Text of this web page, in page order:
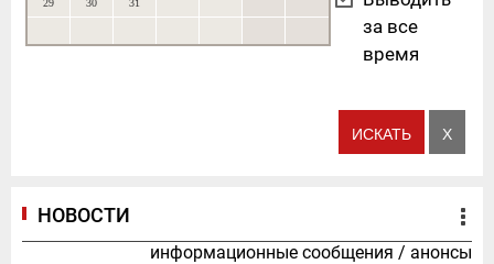
29 30 31
за все
время
НОВОСТИ
информационные сообщения / анонсы